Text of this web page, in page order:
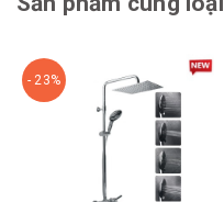
- 23%